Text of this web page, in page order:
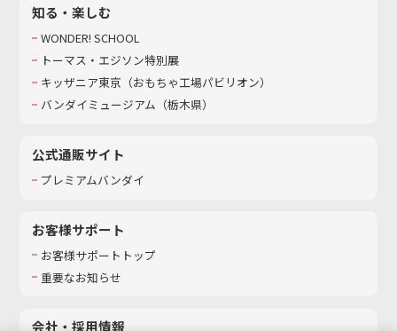
知る・楽しむ
WONDER! SCHOOL
トーマス・エジソン特別展
キッザニア東京（おもちゃ工場パビリオン）​
バンダイミュージアム（栃木県）
公式通販サイト
プレミアムバンダイ
お客様サポート
お客様サポートトップ
重要なお知らせ
会社・採用情報